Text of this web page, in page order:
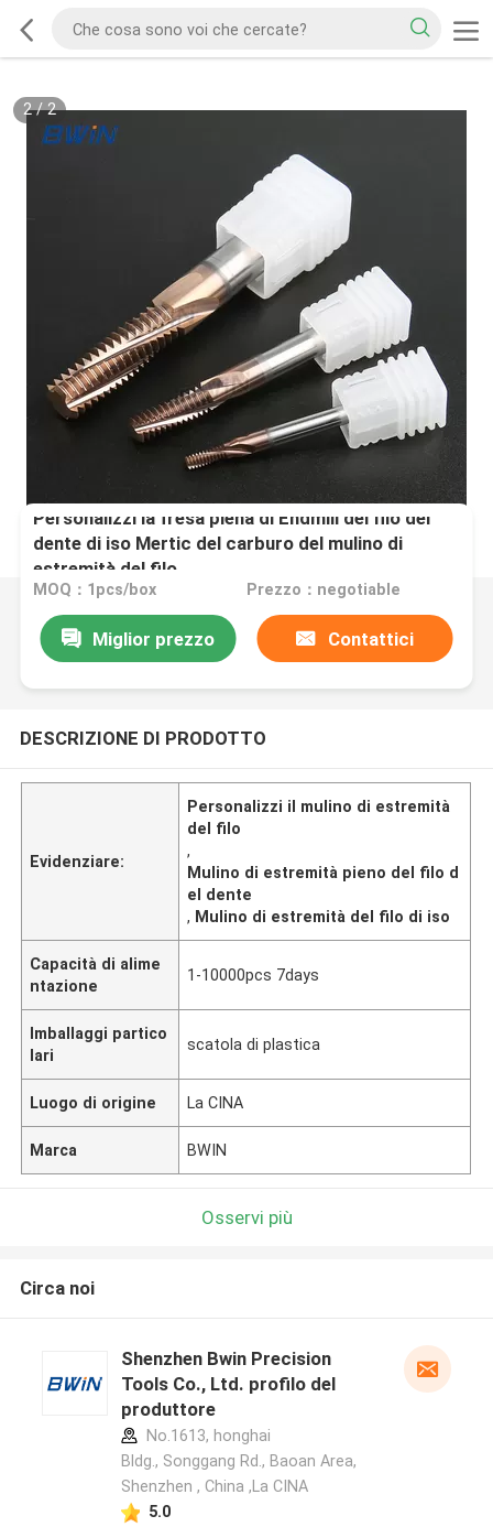
2/2
Personalizzi la fresa piena di Endmill del filo del
dente di iso Mertic del carburo del mulino di
estremità del filo
MOQ：1pcs/box Prezzo：negotiable
Miglior prezzo Contattici
DESCRIZIONE DI PRODOTTO
Evidenziare:
Personalizzi il mulino di estremità
del filo
,
Mulino di estremità pieno del filo d
el dente
, Mulino di estremità del filo di iso
Capacità di alime
ntazione
1-10000pcs 7days
Imballaggi partico
lari
scatola di plastica
Luogo di origine La CINA
Marca BWIN
Osservi più
Circa noi
Shenzhen Bwin Precision
Tools Co., Ltd. profilo del
produttore
No.1613, honghai
Bldg., Songgang Rd., Baoan Area,
Shenzhen , China ,La CINA
5.0